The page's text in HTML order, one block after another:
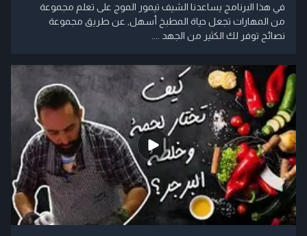
في هذا البرنامج يساعدنا الشيف تيمور الموج على تعلم مجموعة
من المهارات تجعل حياة المطبخ أسهل, عن طريق مجموعة
نصائح توفر لك الكثير من الجهد ....